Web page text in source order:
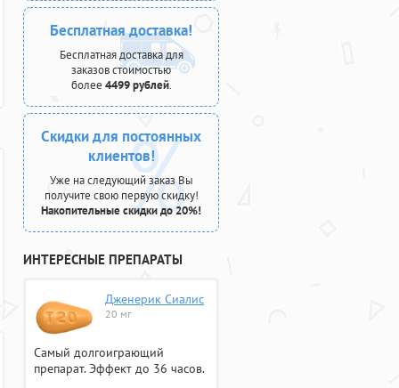
Бесплатная доставка!
Бесплатная доставка для
заказов стоимостью
более 4499 рублей.
Скидки для постоянных
клиентов!
Уже на следующий заказ Вы
получите свою первую скидку!
Накопительные скидки до 20%!
ИНТЕРЕСНЫЕ ПРЕПАРАТЫ
Дженерик Сиалис
20 мг
Самый долгоиграющий
препарат. Эффект до 36 часов.